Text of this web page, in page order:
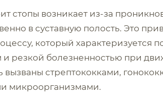
стопы возникает из-за
в суставную полость. Это
который характеризуется
и резкой болезненностью при
вызваны стрептококками,
микроорганизмами.